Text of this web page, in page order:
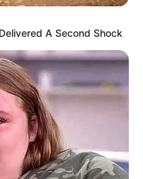
A Second Shock